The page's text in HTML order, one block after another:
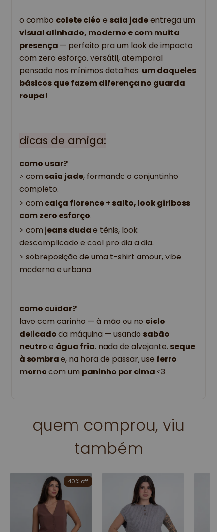
o combo colete cléo e saia jade
visual alinhado, moderno e com muita
presença — perfeito pra um look de impacto
com zero esforço. versátil, atemporal
pensado nos mínimos detalhes. um daqueles
básicos que fazem diferença no guarda
roupa!
dicas de amiga:
como usar?
> com saia jade, formando o conjuntinho
completo.
> com calça florence + salto, look girlboss
com zero esforço.
> com jeans duda e tênis, look
descomplicado e cool pro dia a dia.
> sobreposição de uma t-shirt amour, vibe
moderna e urbana
como cuidar?
lave com carinho — à mão ou no ciclo
delicado da máquina — usando sabão
neutro e água fria. nada de alvejante. seque
à sombra e, na hora de passar, use ferro
morno com um paninho por cima <3
quem comprou, viu
também
40% off